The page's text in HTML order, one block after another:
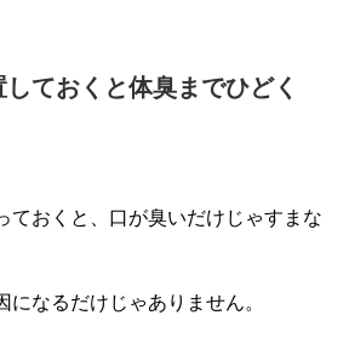
ておくと体臭までひどく
ておくと、口が臭いだけじゃすまな
になるだけじゃありません。